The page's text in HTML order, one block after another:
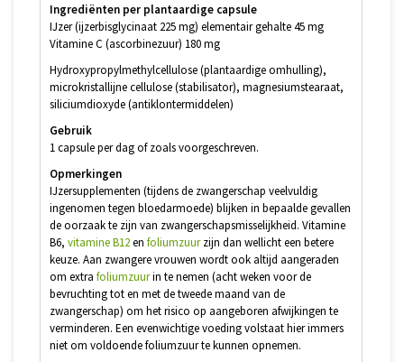
Ingrediënten per plantaardige capsule
IJzer (ijzerbisglycinaat 225 mg) elementair gehalte 45 mg
Vitamine C (ascorbinezuur) 180 mg
Hydroxypropylmethylcellulose (plantaardige omhulling),
microkristallijne cellulose (stabilisator), magnesiumstearaat,
siliciumdioxyde (antiklontermiddelen)
Gebruik
1 capsule per dag of zoals voorgeschreven.
Opmerkingen
IJzersupplementen (tijdens de zwangerschap veelvuldig
ingenomen tegen bloedarmoede) blijken in bepaalde gevallen
de oorzaak te zijn van zwangerschapsmisselijkheid. Vitamine
B6, vitamine B12en foliumzuurzijn dan wellicht een betere
keuze. Aan zwangere vrouwen wordt ook altijd aangeraden
om extra foliumzuurin te nemen (acht weken voor de
bevruchting tot en met de tweede maand van de
zwangerschap) om het risico op aangeboren afwijkingen te
verminderen. Een evenwichtige voeding volstaat hier immers
niet om voldoende foliumzuur te kunnen opnemen.